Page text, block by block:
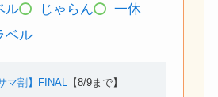
ル じゃらん
一休
ベル
マ割】FINAL 【8/9まで】